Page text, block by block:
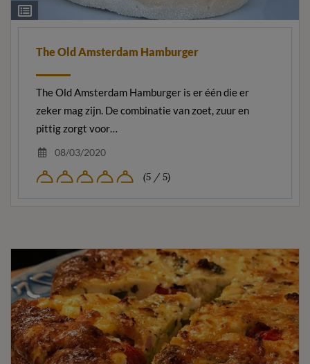
Ingrediëntenlijst
The Old Amsterdam Hamburger
The Old Amsterdam Hamburger is er één die er
zeker mag zijn. De combinatie van zoet, zuur en
pittig zorgt voor…
08/03/2020
(5 / 5)